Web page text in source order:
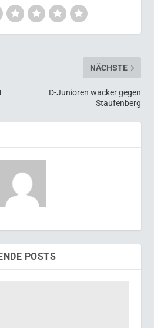
NÄCHSTE
D-Junioren wacker gegen
Staufenberg
POSTS